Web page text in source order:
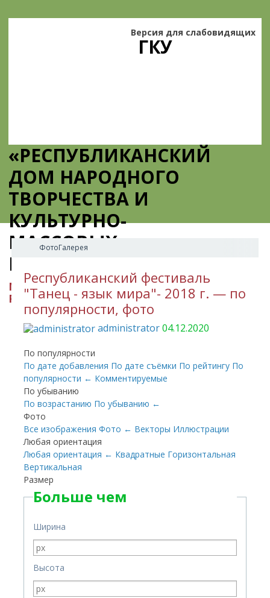
ГКУ
«РЕСПУБЛИКАНСКИЙ
ДОМ НАРОДНОГО
ТВОРЧЕСТВА И
КУЛЬТУРНО-
МАССОВЫХ
МЕРОПРИЯТИЙ»
МИНИСТЕРСТВО КУЛЬТУРЫ
РЕСПУБЛИКИ ИНГУШЕТИЯ
Версия для слабовидящих
ФотоГалерея
Республиканский фестиваль
"Танец - язык мира"- 2018 г. — по
популярности, фото
administrator04.12.2020
По популярности
По дате добавления По дате съёмки По рейтингу По
популярности ← Комментируемые
По убыванию
По возрастанию По убыванию ←
Фото
Все изображенияФото ← Векторы Иллюстрации
Любая ориентация
Любая ориентация ← Квадратные Горизонтальная
Вертикальная
Размер
Больше чем
Ширина
Высота